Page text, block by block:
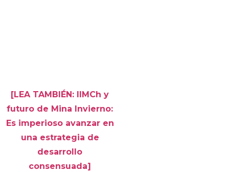
[LEA TAMBIÉN: IIMCh y
futuro de Mina Invierno:
Es imperioso avanzar en
una estrategia de
desarrollo
consensuada]